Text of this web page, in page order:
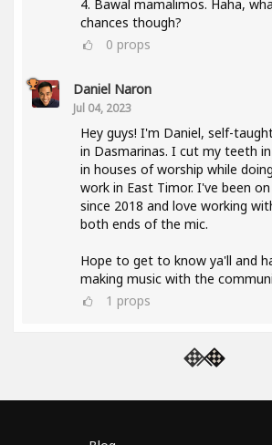
4. Bawal mamalimos. Haha,
chances though?
0 props
Daniel Naron
Jul 04, 2023
Hey guys! I'm Daniel, self-
in Dasmarinas. I cut my teeth
in houses of worship while
work in East Timor. I've been
since 2018 and love working
both ends of the mic.
Hope to get to know ya'll and
making music with the
1 props